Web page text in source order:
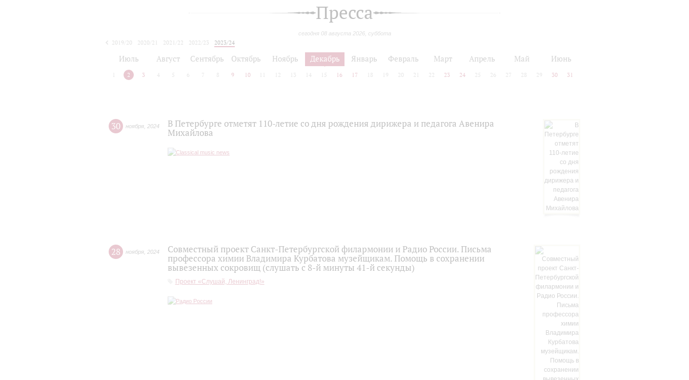
Пресса
сегодня 08 августа 2026, суббота
2019/20 2020/21 2021/22 2022/23
2023/24
Июль Август Сентябрь Октябрь Ноябрь Декабрь Январь Февраль Март Апрель Май Июнь
2 3 4 5 6 7 8 9 10 12 13 14 15 16 17 18 19 20 21 22 23 24 25 26 27 28 29 30 31
30 ноября 2024
В Петербурге отметят 110-летие со дня рождения дирижера и педагога Авенира
Михайлова
28 ноября 2024
Совместный проект Санкт-Петербургской филармонии и Радио России. Письма
профессора химии Владимира Курбатова музейщикам. Помощь в сохранении
вывезенных сокровищ (слушать с 8-й минуты 41-й секунды)
Проект «Слушай, Ленинград!»